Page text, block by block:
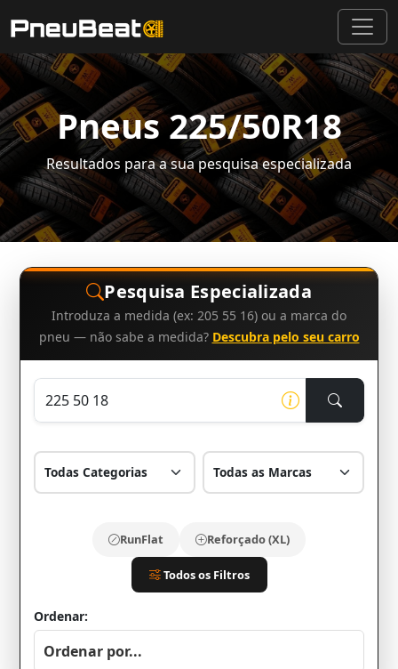
Pneus 225/50R18
Resultados para a sua pesquisa especializada
Pesquisa Especializada
Introduza a medida (ex: 205 55 16) ou a marca do
pneu — não sabe a medida? Descubra pelo seu carro
RunFlat Reforçado (XL)
Todos os Filtros
Ordenar: